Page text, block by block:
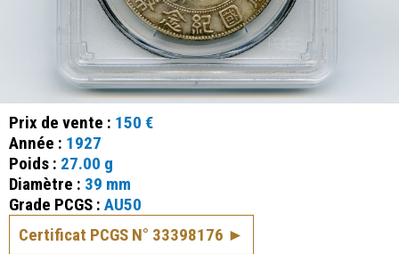
Prix de vente : 150 €
Année : 1927
Poids : 27.00 g
Diamètre : 39 mm
Grade PCGS : AU50
Certificat PCGS N° 33398176